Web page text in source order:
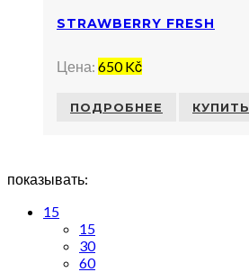
STRAWBERRY FRESH
Цена: 650 Kč
ПОДРОБНЕЕ КУПИТЬ
показывать:
15
15
30
60